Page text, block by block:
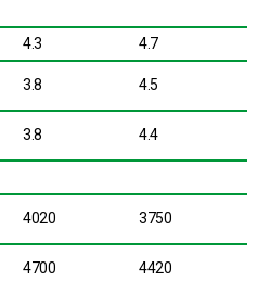
4.3
4.7
3.8 4.5
3.8 4.4
4020 3750
4700 4420